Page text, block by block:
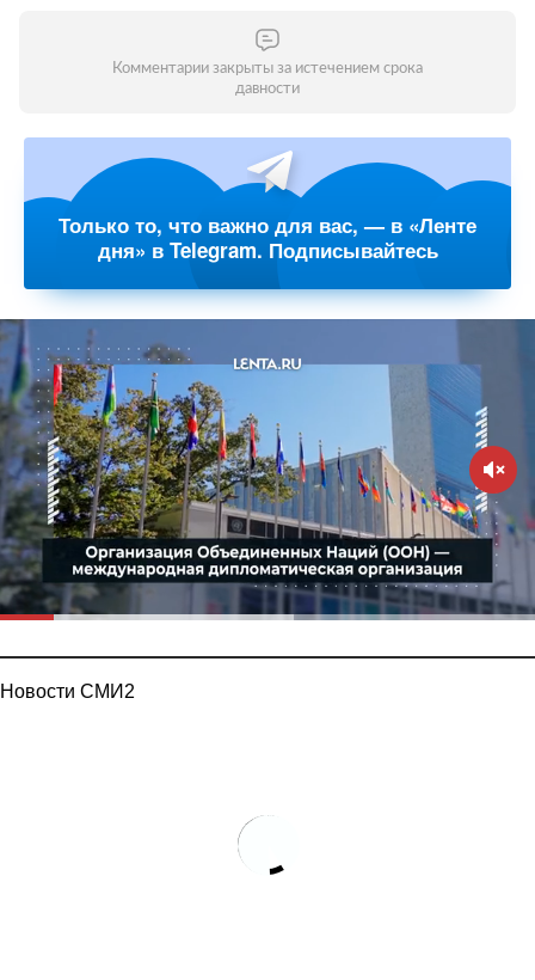
Комментарии закрыты за истечением срока
давности
Только то, что важно для вас, — в «Ленте
дня» в Telegram. Подписывайтесь
Новости СМИ2